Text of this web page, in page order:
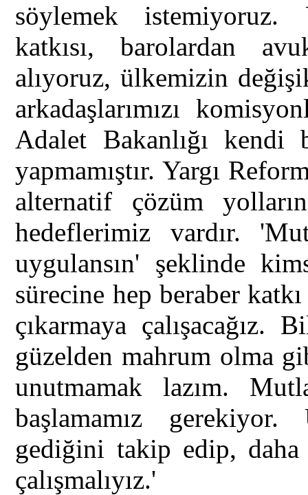
söylemek istemiyoruz.
katkısı, barolardan
alıyoruz, ülkemizin
arkadaşlarımızı
Adalet Bakanlığı kendi
yapmamıştır. Yargı
alternatif çözüm
hedeflerimiz vardır.
uygulansın' şeklinde
sürecine hep beraber
çıkarmaya çalışacağız.
güzelden mahrum olma
unutmamak lazım.
başlamamız gerekiyor.
gediğini takip edip,
çalışmalıyız.'